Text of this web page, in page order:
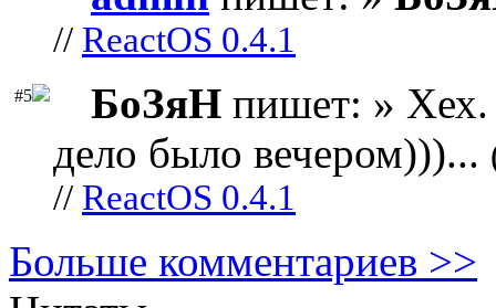
// ReactOS 0.4.1
#5 БоЗяН пишет: » Хех.
дело было вечером)))...
// ReactOS 0.4.1
Больше комментариев >>